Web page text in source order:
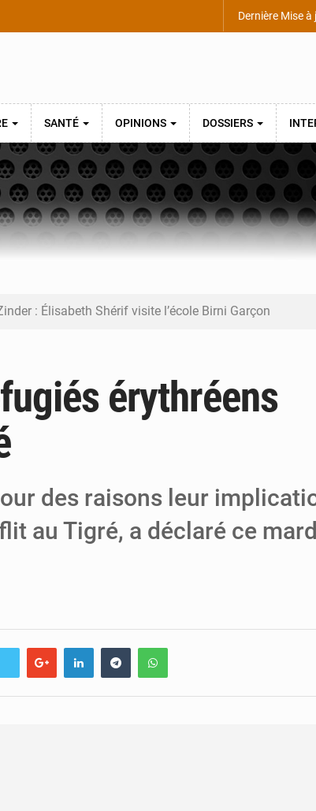
Dernière Mise
SANTÉ OPINIONS DOSSIERS
: Élisabeth Shérif visite l’école Birni Garçon
: Bilan à mi-parcours du Programme de Refondation
aux gabegies à Niamey : 74 milliards de FCFA recouvrés par la COLDEFF
Tibiri : le dialogue, nouveau terrain de jeu pour la paix
érythréens
des raisons leur
au Tigré, a déclaré ce